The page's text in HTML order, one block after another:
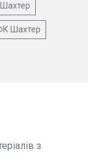
Шахтер
Шахтер
з